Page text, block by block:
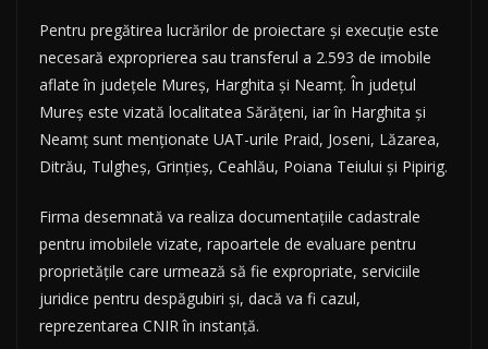
Pentru pregătirea lucrărilor de proiectare și execuție este
necesară exproprierea sau transferul a 2.593 de imobile
aflate în județele Mureș, Harghita și Neamț. În județul
Mureș este vizată localitatea Sărățeni, iar în Harghita și
Neamț sunt menționate UAT-urile Praid, Joseni, Lăzarea,
Ditrău, Tulgheș, Grințieș, Ceahlău, Poiana Teiului și Pipirig.
Firma desemnată va realiza documentațiile cadastrale
pentru imobilele vizate, rapoartele de evaluare pentru
proprietățile care urmează să fie expropriate, serviciile
juridice pentru despăgubiri și, dacă va fi cazul,
reprezentarea CNIR în instanță.